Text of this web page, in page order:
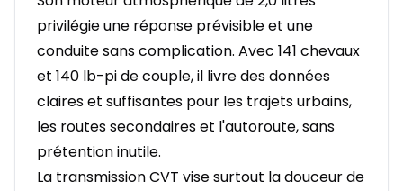
privilégie une réponse prévisible et une
conduite sans complication. Avec 141 chevaux
et 140 lb-pi de couple, il livre des données
claires et suffisantes pour les trajets urbains,
les routes secondaires et l'autoroute, sans
prétention inutile.
La transmission CVT vise surtout la douceur de